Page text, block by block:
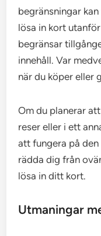
begränsningar
lösa in kort
begränsar
innehåll. Var
när du köper eller
Om du planerar
reser eller i ett
att fungera på
rädda dig från
lösa in ditt kort.
Utmaningar